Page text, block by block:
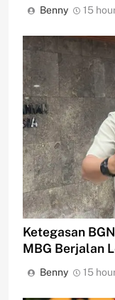
Benny 15
Ketegasan
MBG Berjalan
Benny 15